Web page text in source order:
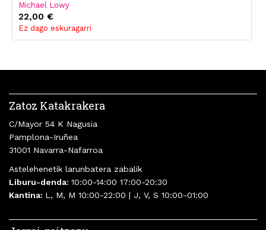
Michael Lowy
22,00 €
Ez dago eskuragarri
Zatoz Katakrakera
C/Mayor 54 K Nagusia
Pamplona-Iruñea
31001 Navarra-Nafarroa
Astelehenetik larunbatera zabalik
Liburu-denda: 10:00-14:00 17:00-20:30
Kantina: L, M, M 10:00-22:00 | J, V, S 10:00-01:00